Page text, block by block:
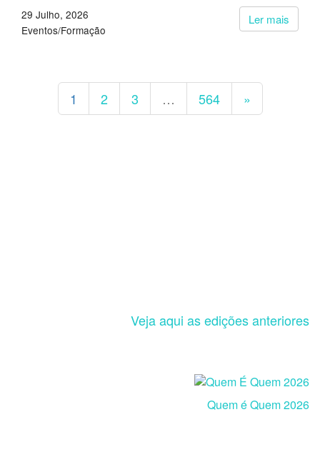
Ler mais
29 Julho, 2026
Eventos/Formação
1 2 3 … 564 »
Veja aqui as edições anteriores
Quem é Quem 2026